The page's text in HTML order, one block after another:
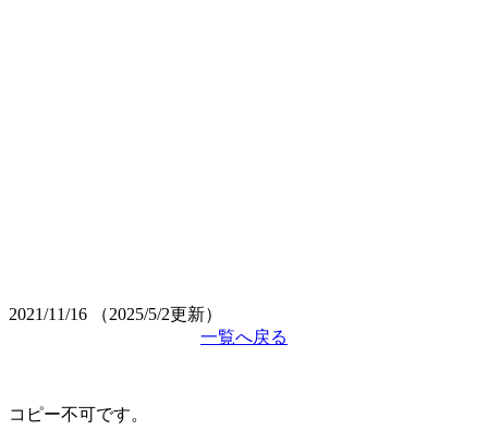
2021/11/16
（2025/5/2更新）
一覧へ戻る
コピー不可です。